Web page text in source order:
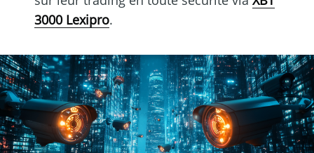
3000 Lexipro.